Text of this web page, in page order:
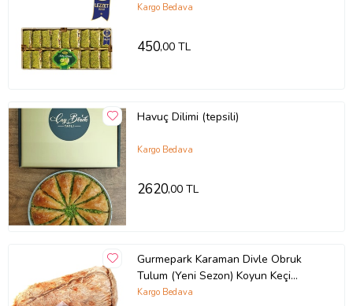
Kargo Bedava
450,00 TL
Havuç Dilimi (tepsili)
Kargo Bedava
2620,00 TL
Gurmepark Karaman Divle Obruk
Tulum (Yeni Sezon) Koyun Keçi
Peyniri 1 Kg ORJİNAL SERTİFİKALI
Kargo Bedava